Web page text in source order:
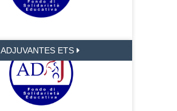
ADJUVANTES ETS